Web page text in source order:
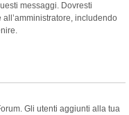
messaggi. Dovresti
includendo
Gli utenti aggiunti alla tua